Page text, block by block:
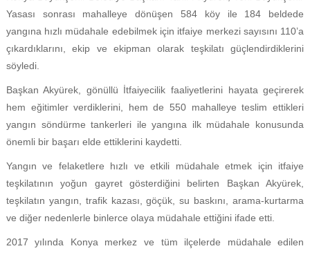
Yasası sonrası mahalleye dönüşen 584 köy ile 184 beldede
yangına hızlı müdahale edebilmek için itfaiye merkezi sayısını 110’a
çıkardıklarını, ekip ve ekipman olarak teşkilatı güçlendirdiklerini
söyledi.
Başkan Akyürek, gönüllü İtfaiyecilik faaliyetlerini hayata geçirerek
hem eğitimler verdiklerini, hem de 550 mahalleye teslim ettikleri
yangın söndürme tankerleri ile yangına ilk müdahale konusunda
önemli bir başarı elde ettiklerini kaydetti.
Yangın ve felaketlere hızlı ve etkili müdahale etmek için itfaiye
teşkilatının yoğun gayret gösterdiğini belirten Başkan Akyürek,
teşkilatın yangın, trafik kazası, göçük, su baskını, arama-kurtarma
ve diğer nedenlerle binlerce olaya müdahale ettiğini ifade etti.
2017 yılında Konya merkez ve tüm ilçelerde müdahale edilen